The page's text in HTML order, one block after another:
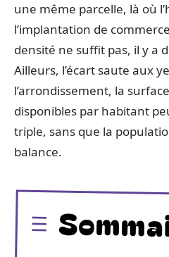
une même parcelle, là où
l’implantation de
densité ne suffit pas, il y a
Ailleurs, l’écart saute aux
l’arrondissement, la
disponibles par habitant
triple, sans que la
balance.